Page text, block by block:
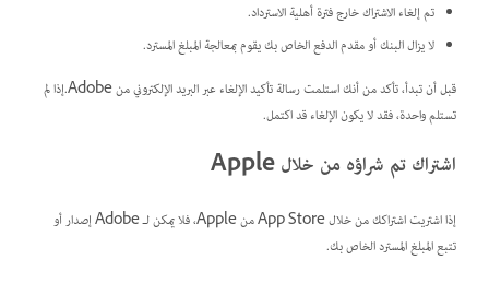
تم إلغاء الاشتراك خارج فترة أهلية الاسترداد.
لا يزال البنك أو مقدم الدفع الخاص بك يقوم بمعالجة المبلغ المسترد.
قبل أن تبدأ، تأكد من أنك استلمت رسالة تأكيد الإلغاء عبر البريد الإلكتروني من Adobe.إذا لم
تستلم واحدة، فقد لا يكون الإلغاء قد اكتمل.
اشتراك تم شراؤه من خلال Apple
إذا اشتريت اشتراكك من خلال App Store من Apple، فلا يمكن لـ Adobe إصدار أو
تتبع المبلغ المسترد الخاص بك.